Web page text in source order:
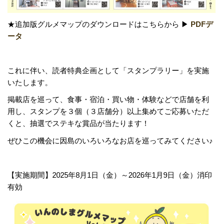
★追加版グルメマップのダウンロードはこちらから ▶ PDFデ
ータ
これに伴い、読者特典企画として「スタンプラリー」を実施
いたします。
掲載店を巡って、食事・宿泊・買い物・体験などで店舗を利
用し、スタンプを３個（３店舗分）以上集めてご応募いただ
くと、抽選でステキな賞品が当たります！
ぜひこの機会に因島のいろいろなお店を巡ってみてください♪
【実施期間】2025年8月1日（金）～2026年1月9日（金）消印
有効